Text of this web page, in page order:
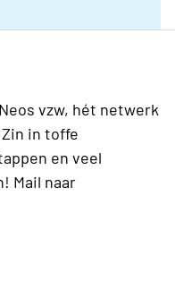
vzw, hét netwerk
in toffe
en veel
Mail naar